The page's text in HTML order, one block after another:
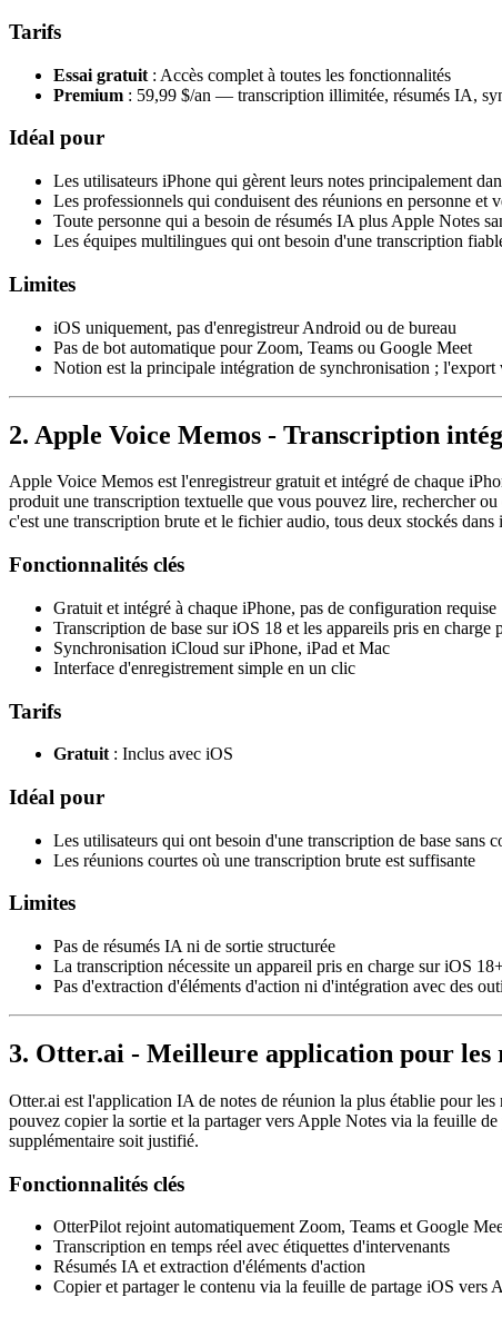
Tarifs
Essai gratuit : Accès complet à toutes les fonctionnalités
Premium : 59,99 $/an — transcription illimitée, résumés IA,
Idéal pour
Les utilisateurs iPhone qui gèrent leurs notes principalement
Les professionnels qui conduisent des réunions en personne
Toute personne qui a besoin de résumés IA plus Apple Notes
Les équipes multilingues qui ont besoin d'une transcription
Limites
iOS uniquement, pas d'enregistreur Android ou de bureau
Pas de bot automatique pour Zoom, Teams ou Google Meet
Notion est la principale intégration de synchronisation ; l'export
2. Apple Voice Memos - Transcription
Apple Voice Memos est l'enregistreur gratuit et intégré de chaque
produit une transcription textuelle que vous pouvez lire, rechercher
c'est une transcription brute et le fichier audio, tous deux stockés dans
Fonctionnalités clés
Gratuit et intégré à chaque iPhone, pas de configuration requise
Transcription de base sur iOS 18 et les appareils pris en charge
Synchronisation iCloud sur iPhone, iPad et Mac
Interface d'enregistrement simple en un clic
Tarifs
Gratuit : Inclus avec iOS
Idéal pour
Les utilisateurs qui ont besoin d'une transcription de base sans
Les réunions courtes où une transcription brute est suffisante
Limites
Pas de résumés IA ni de sortie structurée
La transcription nécessite un appareil pris en charge sur iOS
Pas d'extraction d'éléments d'action ni d'intégration avec des
3. Otter.ai - Meilleure application pour les
Otter.ai est l'application IA de notes de réunion la plus établie pour
pouvez copier la sortie et la partager vers Apple Notes via la feuille
supplémentaire soit justifié.
Fonctionnalités clés
OtterPilot rejoint automatiquement Zoom, Teams et Google
Transcription en temps réel avec étiquettes d'intervenants
Résumés IA et extraction d'éléments d'action
Copier et partager le contenu via la feuille de partage iOS vers